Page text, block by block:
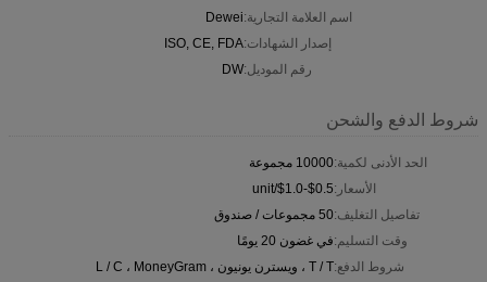
اسم العلامة التجارية:Dewei
إصدار الشهادات:ISO, CE, FDA
رقم الموديل:DW
شروط الدفع والشحن
الحد الأدنى لكمية:10000 مجموعة
الأسعار:$0.5-$1.0/unit
تفاصيل التغليف:50 مجموعات / صندوق
وقت التسليم:في غضون 20 يومًا
شروط الدفع:T / T ، ويسترن يونيون ، L / C ، MoneyGram